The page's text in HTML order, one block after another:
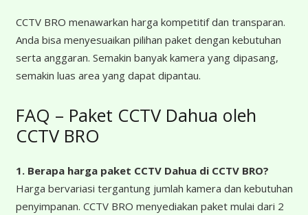
CCTV BRO menawarkan harga kompetitif dan transparan.
Anda bisa menyesuaikan pilihan paket dengan kebutuhan
serta anggaran. Semakin banyak kamera yang dipasang,
semakin luas area yang dapat dipantau.
FAQ – Paket CCTV Dahua oleh
CCTV BRO
1. Berapa harga paket CCTV Dahua di CCTV BRO?
Harga bervariasi tergantung jumlah kamera dan kebutuhan
penyimpanan. CCTV BRO menyediakan paket mulai dari 2